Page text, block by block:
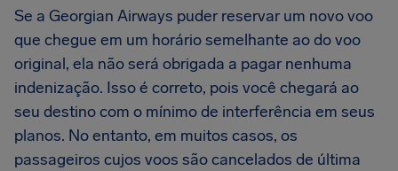
Se a Georgian Airways puder reservar um novo voo
que chegue em um horário semelhante ao do voo
original, ela não será obrigada a pagar nenhuma
indenização. Isso é correto, pois você chegará ao
seu destino com o mínimo de interferência em seus
planos. No entanto, em muitos casos, os
passageiros cujos voos são cancelados de última